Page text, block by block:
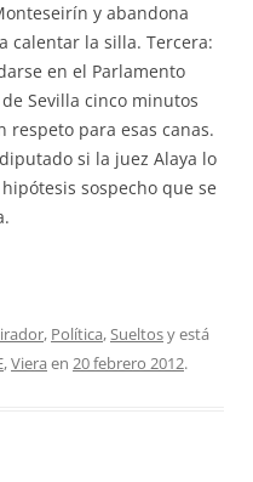
y abandona
calentar la silla. Tercera:
en el Parlamento
Sevilla cinco minutos
respeto para esas canas.
si la juez Alaya lo
sospecho que se
, Política,Sueltosy está
,Viera en 20 febrero 2012.